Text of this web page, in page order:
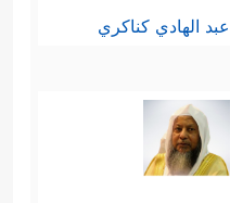
عبد الهادي كناكري